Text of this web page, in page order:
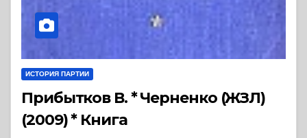
ИСТОРИЯ ПАРТИИ
Прибытков В. * Черненко (ЖЗЛ)
(2009) * Книга